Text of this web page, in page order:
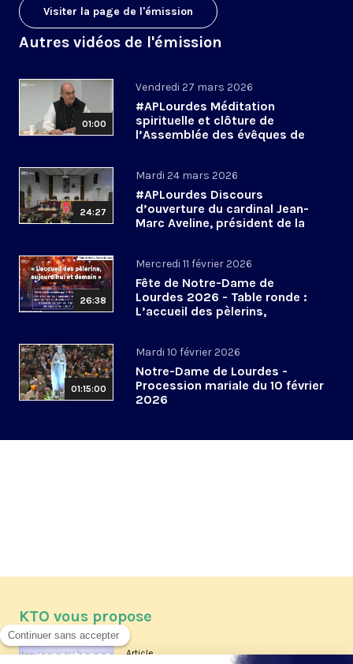
Visiter la page de l'émission
Autres vidéos de l'émission
01:00
Vendredi 27 mars 2026
#APLourdes Méditation
spirituelle et clôture de
l’Assemblée des évêques de
24:27
Mardi 24 mars 2026
#APLourdes Discours
d’ouverture du cardinal Jean-
Marc Aveline, président de la
26:38
Mercredi 11 février 2026
Fête de Notre-Dame de
Lourdes 2026 - Table ronde :
L’accueil des pèlerins,
01:15:00
Mardi 10 février 2026
Notre-Dame de Lourdes -
Procession mariale du 10 février
2026
KTO vous propose
Article